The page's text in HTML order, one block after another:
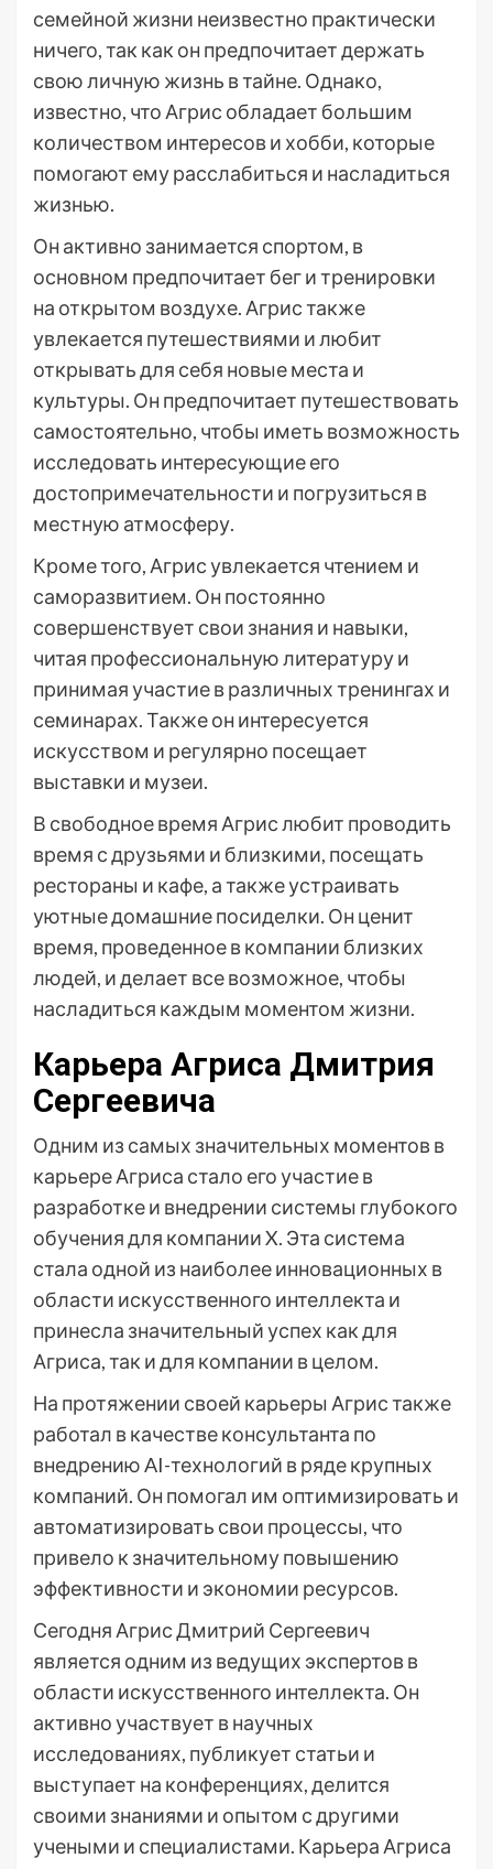
семейной жизни неизвестно практически
ничего, так как он предпочитает держать
свою личную жизнь в тайне. Однако,
известно, что Агрис обладает большим
количеством интересов и хобби, которые
помогают ему расслабиться и насладиться
жизнью.
Он активно занимается спортом, в
основном предпочитает бег и тренировки
на открытом воздухе. Агрис также
увлекается путешествиями и любит
открывать для себя новые места и
культуры. Он предпочитает путешествовать
самостоятельно, чтобы иметь возможность
исследовать интересующие его
достопримечательности и погрузиться в
местную атмосферу.
Кроме того, Агрис увлекается чтением и
саморазвитием. Он постоянно
совершенствует свои знания и навыки,
читая профессиональную литературу и
принимая участие в различных тренингах и
семинарах. Также он интересуется
искусством и регулярно посещает
выставки и музеи.
В свободное время Агрис любит проводить
время с друзьями и близкими, посещать
рестораны и кафе, а также устраивать
уютные домашние посиделки. Он ценит
время, проведенное в компании близких
людей, и делает все возможное, чтобы
насладиться каждым моментом жизни.
Карьера Агриса Дмитрия
Сергеевича
Одним из самых значительных моментов в
карьере Агриса стало его участие в
разработке и внедрении системы глубокого
обучения для компании X. Эта система
стала одной из наиболее инновационных в
области искусственного интеллекта и
принесла значительный успех как для
Агриса, так и для компании в целом.
На протяжении своей карьеры Агрис также
работал в качестве консультанта по
внедрению AI-технологий в ряде крупных
компаний. Он помогал им оптимизировать и
автоматизировать свои процессы, что
привело к значительному повышению
эффективности и экономии ресурсов.
Сегодня Агрис Дмитрий Сергеевич
является одним из ведущих экспертов в
области искусственного интеллекта. Он
активно участвует в научных
исследованиях, публикует статьи и
выступает на конференциях, делится
своими знаниями и опытом с другими
учеными и специалистами. Карьера Агриса